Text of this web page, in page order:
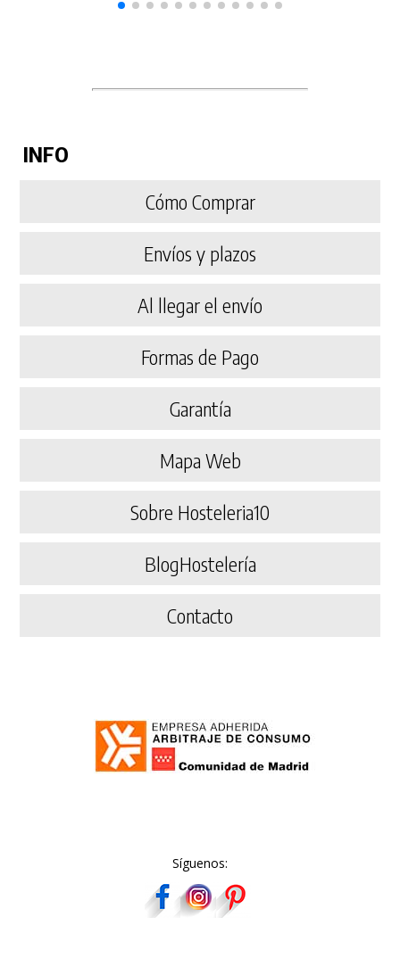
INFO
Cómo Comprar
Envíos y plazos
Al llegar el envío
Formas de Pago
Garantía
Mapa Web
Sobre Hosteleria10
BlogHostelería
Contacto
Síguenos: